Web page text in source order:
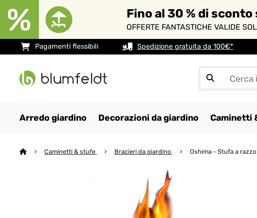
Fino al 30 % di
OFFERTE FANTASTICHE VALIDE
Pagamenti flessibili Spedizione gratuita da 100€*
Arredo giardino Decorazioni da giardino Caminetti
Caminetti & stufe Bracieri da giardino Oshima - Stufa a razzo